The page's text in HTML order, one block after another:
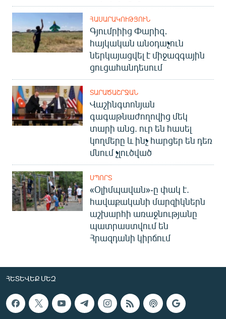
ՀԱՍԱՐԱԿՈՒԹՅՈՒՆ
Գյումրիից Փարիզ․
հայկական անօդաչուն
ներկայացվել է միջազգային
ցուցահանդեսում
ՏԱՐԱԾԱՇՐՋԱՆ
Վաշինգտոնյան
գագաթնաժողովից մեկ
տարի անց. ուր են հասել
կողմերը և ինչ հարցեր են դեռ
մնում չլուծված
ՍՊՈՐՏ
«Օլիմպավան»-ը փակ է.
հավաքականի մարզիկներն
աշխարհի առաջնությանը
պատրաստվում են
Հրազդանի կիրճում
ՀԵՏԵՎԵՔ ՄԵԶ